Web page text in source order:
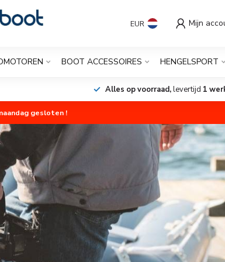
EUR Mijn
BOOT ACCESSOIRES HENGELSPORT
Alles op voorraad,levertijd 1
gesloten !